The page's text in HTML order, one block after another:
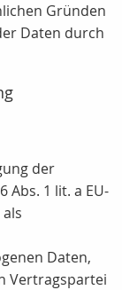
Gründen
Daten durch
der
Abs. 1 lit. a EU-
Daten,
Vertragspartei